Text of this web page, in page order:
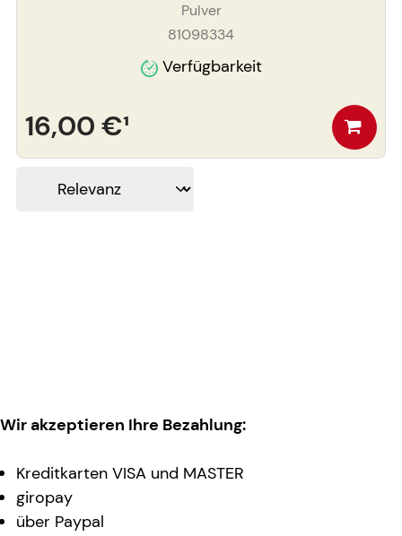
Pulver
81098334
Verfügbarkeit
16,00 €¹
Wir akzeptieren Ihre Bezahlung:
Kreditkarten VISA und MASTER
giropay
über Paypal